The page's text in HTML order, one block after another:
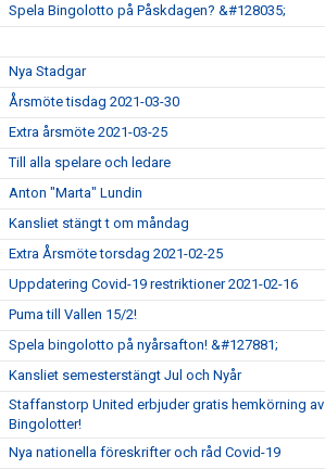
Spela Bingolotto på Påskdagen? &#128035;
Nya Stadgar
Årsmöte tisdag 2021-03-30
Extra årsmöte 2021-03-25
Till alla spelare och ledare
Anton "Marta" Lundin
Kansliet stängt t om måndag
Extra Årsmöte torsdag 2021-02-25
Uppdatering Covid-19 restriktioner 2021-02-16
Puma till Vallen 15/2!
Spela bingolotto på nyårsafton! &#127881;
Kansliet semesterstängt Jul och Nyår
Staffanstorp United erbjuder gratis hemkörning av
Bingolotter!
Nya nationella föreskrifter och råd Covid-19